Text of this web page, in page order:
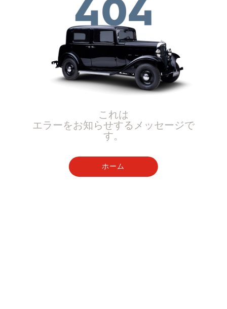
これは
エラーをお知らせするメッセージで
す。
ホーム